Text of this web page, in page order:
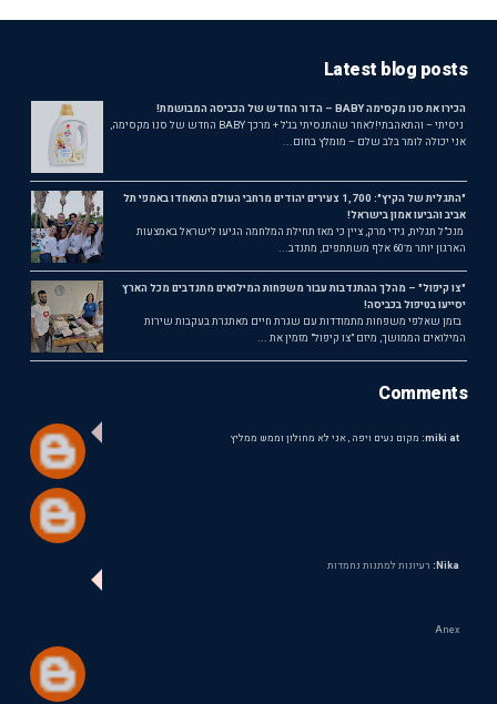
Latest blog posts
הכירו את סנו מקסימה BABY – הדור החדש של הכביסה המבושמת!
ניסיתי – והתאהבתי!לאחר שהתנסיתי בג'ל + מרכך BABY החדש של סנו מקסימה,
אני יכולה לומר בלב שלם – מומלץ בחום...
"התגלית של הקיץ": 1,700 צעירים יהודים מרחבי העולם התאחדו באמפי תל
אביב והביעו אמון בישראל!
מנכ"ל תגלית, גידי מרק, ציין כי מאז תחילת המלחמה הגיעו לישראל באמצעות
הארגון יותר מ־60 אלף משתתפים, מתנדב...
"צו קיפול" – מהלך ההתנדבות עבור משפחות המילואים מתנדבים מכל הארץ
יסייעו בטיפול בכביסה!
בזמן שאלפי משפחות מתמודדות עם שגרת חיים מאתגרת בעקבות שירות
המילואים הממושך, מיזם "צו קיפול" מזמין את ...
Comments
miki at: מקום נעים ויפה , אני לא מחולון וממש ממליץ
Nika: רעיונות למתנות נחמדות
Anex